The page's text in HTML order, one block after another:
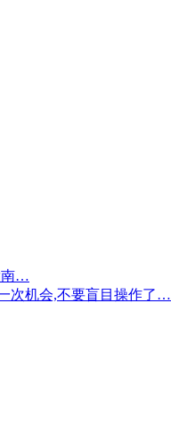
南…
次机会,不要盲目操作了…